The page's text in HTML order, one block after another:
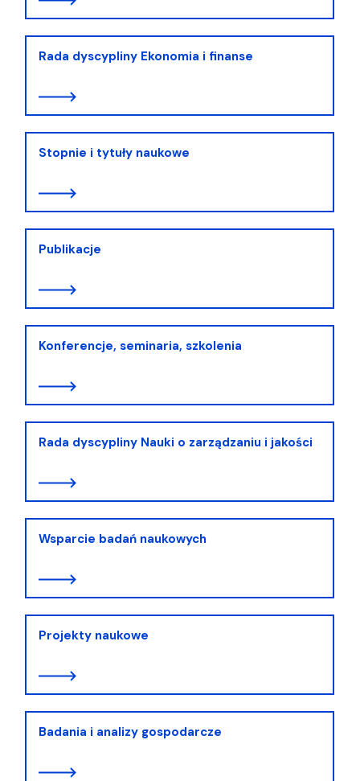
Rada dyscypliny Ekonomia i finanse
Stopnie i tytuły naukowe
Publikacje
Konferencje, seminaria, szkolenia
Rada dyscypliny Nauki o zarządzaniu i jakości
Wsparcie badań naukowych
Projekty naukowe
Badania i analizy gospodarcze